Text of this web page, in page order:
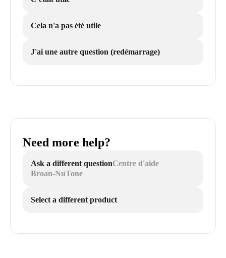
Cela n'a pas été utile
J'ai une autre question (redémarrage)
Need more help?
Ask a different questionCentre d'aide
Broan-NuTone
Select a different product